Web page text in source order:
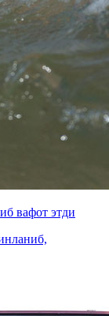
вафот этди